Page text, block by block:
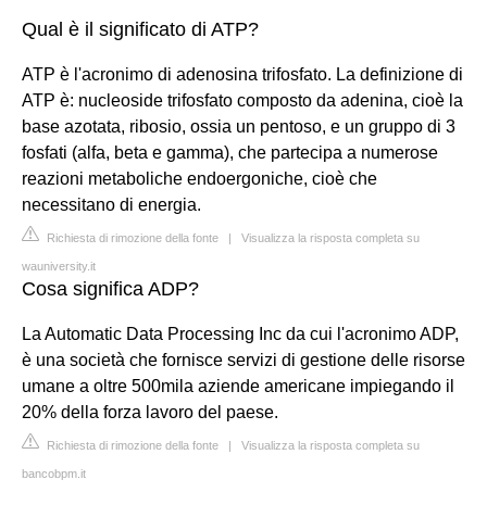
Qual è il significato di ATP?
ATP è l'acronimo di adenosina trifosfato. La definizione di
ATP è: nucleoside trifosfato composto da adenina, cioè la
base azotata, ribosio, ossia un pentoso, e un gruppo di 3
fosfati (alfa, beta e gamma), che partecipa a numerose
reazioni metaboliche endoergoniche, cioè che
necessitano di energia.
Richiesta di rimozione della fonte | Visualizza la risposta completa su
wauniversity.it
Cosa significa ADP?
La Automatic Data Processing Inc da cui l'acronimo ADP,
è una società che fornisce servizi di gestione delle risorse
umane a oltre 500mila aziende americane impiegando il
20% della forza lavoro del paese.
Richiesta di rimozione della fonte | Visualizza la risposta completa su
bancobpm.it